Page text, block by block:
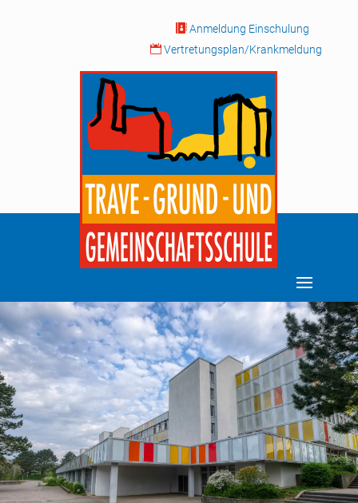
 Anmeldung Einschulung
 Vertretungsplan/Krankmeldung